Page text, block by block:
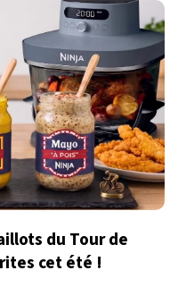
du Tour de
cet été !